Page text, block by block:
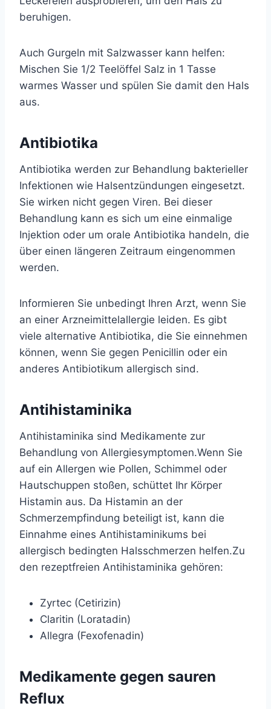
beruhigen.
Auch Gurgeln mit Salzwasser kann helfen:
Mischen Sie 1/2 Teelöffel Salz in 1 Tasse
warmes Wasser und spülen Sie damit den Hals
aus.
Antibiotika
Antibiotika werden zur Behandlung bakterieller
Infektionen wie Halsentzündungen eingesetzt.
Sie wirken nicht gegen Viren. Bei dieser
Behandlung kann es sich um eine einmalige
Injektion oder um orale Antibiotika handeln, die
über einen längeren Zeitraum eingenommen
werden.
Informieren Sie unbedingt Ihren Arzt, wenn Sie
an einer Arzneimittelallergie leiden. Es gibt
viele alternative Antibiotika, die Sie einnehmen
können, wenn Sie gegen Penicillin oder ein
anderes Antibiotikum allergisch sind.
Antihistaminika
Antihistaminika sind Medikamente zur
Behandlung von Allergiesymptomen.Wenn Sie
auf ein Allergen wie Pollen, Schimmel oder
Hautschuppen stoßen, schüttet Ihr Körper
Histamin aus. Da Histamin an der
Schmerzempfindung beteiligt ist, kann die
Einnahme eines Antihistaminikums bei
allergisch bedingten Halsschmerzen helfen.Zu
den rezeptfreien Antihistaminika gehören:
Zyrtec (Cetirizin)
Claritin (Loratadin)
Allegra (Fexofenadin)
Medikamente gegen sauren
Reflux